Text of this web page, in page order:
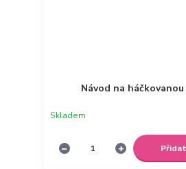
Návod na
Skladem